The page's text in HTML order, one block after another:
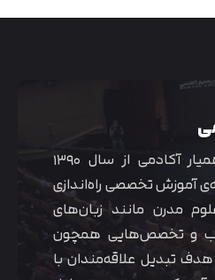
موسسه‌ی آموزشی همیار آکادمی از سال ۱۳۹۰
آموزش تخصصی راه‌اندازی
مدرن مانند زبان‌های
و تخصص‌هایی همچون
تبدیل علاقه‌مندان با